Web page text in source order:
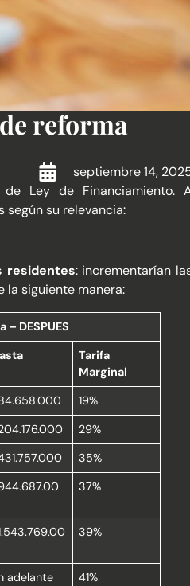
reforma
septiembre 14,
Ley de Financiamiento.
según su relevancia:
residentes: incrementarían
la siguiente manera:
DESPUES
Tarifa
Marginal
19%
29%
35%
37%
39%
adelante 41%